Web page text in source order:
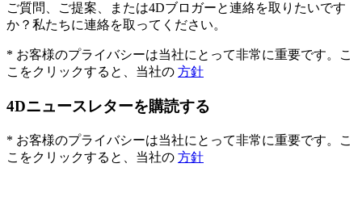
ご質問、ご提案、または4Dブロガーと連絡を取りたいです
か？私たちに連絡を取ってください。
* お客様のプライバシーは当社にとって非常に重要です。こ
こをクリックすると、当社の 方針
4Dニュースレターを購読する
* お客様のプライバシーは当社にとって非常に重要です。こ
こをクリックすると、当社の 方針